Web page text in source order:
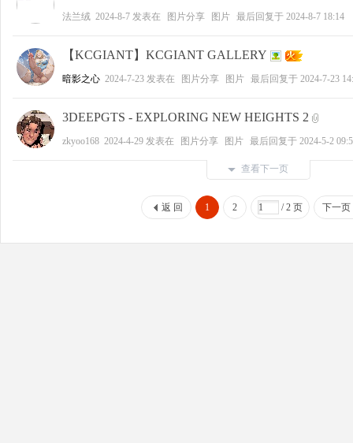
法兰绒 2024-8-7 发表在 图片分享 图片 最后回复于 2024-8-7 18:14
【KCGIANT】KCGIANT GALLERY
暗影之心 2024-7-23 发表在 图片分享 图片 最后回复于 2024-7-23
3DEEPGTS - EXPLORING NEW HEIGHTS 2
zkyoo168 2024-4-29 发表在 图片分享 图片 最后回复于 2024-5-2
查看下一页
返 回 1 2 / 2 页 下一页